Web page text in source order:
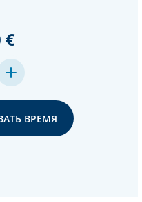
€
MENGE
VON
UNDEFINED
ВРЕМЯ